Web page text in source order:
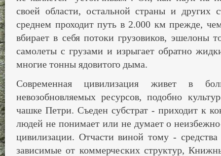
своей области, остальной страны и других
среднем проходит путь в 2.000 км прежде,
вбирает в себя потоки грузовиков, эшелоны
самолеты с грузами и изрыгает обратно
многие тонны ядовитого дыма.
Современная цивилизация живет в
невозобновляемых ресурсов, подобно
чашке Петри. Съеден субстрат - приходит к
людей не понимает или не думает о
цивилизации. Отчасти виной тому -
зависимые от коммерческих структур,